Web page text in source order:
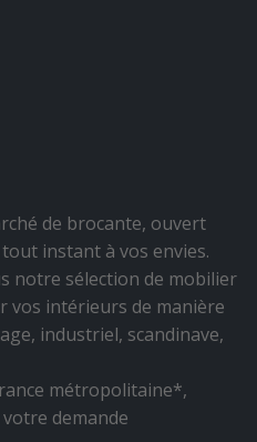
de brocante, ouvert
instant à vos envies.
notre sélection de mobilier
vos intérieurs de manière
industriel, scandinave,
métropolitaine*,
demande